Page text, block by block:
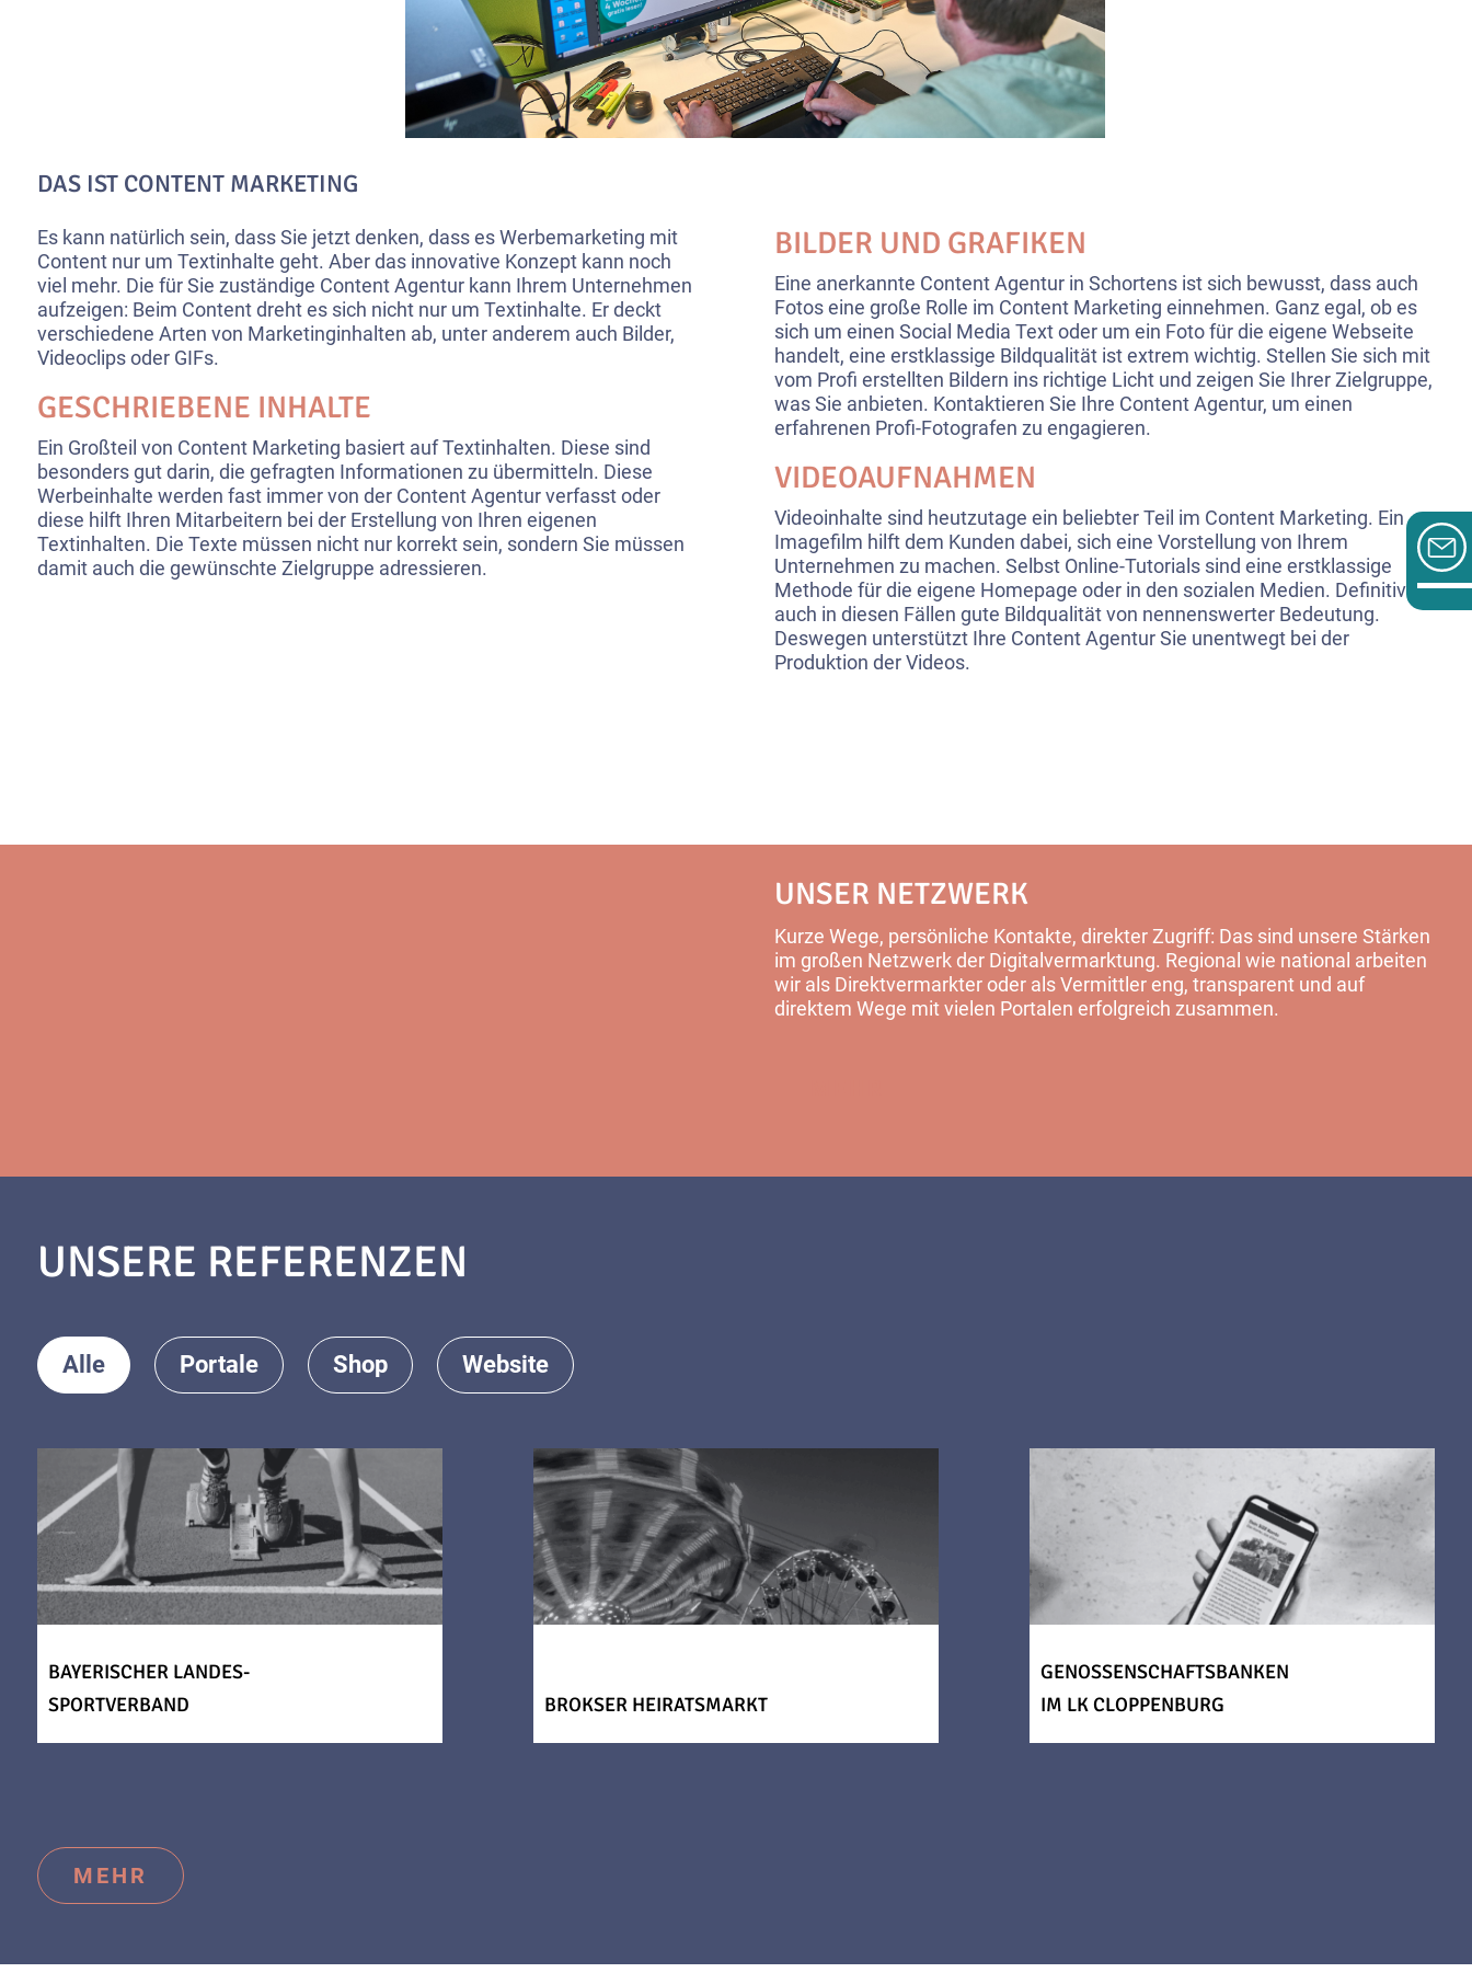
DAS IST CONTENT MARKETING
Es kann natürlich sein, dass Sie jetzt denken, dass es Werbemarketing mit
Content nur um Textinhalte geht. Aber das innovative Konzept kann noch
viel mehr. Die für Sie zuständige Content Agentur kann Ihrem Unternehmen
aufzeigen: Beim Content dreht es sich nicht nur um Textinhalte. Er deckt
verschiedene Arten von Marketinginhalten ab, unter anderem auch Bilder,
Videoclips oder GIFs.
GESCHRIEBENE INHALTE
Ein Großteil von Content Marketing basiert auf Textinhalten. Diese sind
besonders gut darin, die gefragten Informationen zu übermitteln. Diese
Werbeinhalte werden fast immer von der Content Agentur verfasst oder
diese hilft Ihren Mitarbeitern bei der Erstellung von Ihren eigenen
Textinhalten. Die Texte müssen nicht nur korrekt sein, sondern Sie müssen
damit auch die gewünschte Zielgruppe adressieren.
BILDER UND GRAFIKEN
Eine anerkannte Content Agentur in Schortens ist sich bewusst, dass auch
Fotos eine große Rolle im Content Marketing einnehmen. Ganz egal, ob es
sich um einen Social Media Text oder um ein Foto für die eigene Webseite
handelt, eine erstklassige Bildqualität ist extrem wichtig. Stellen Sie sich mit
vom Profi erstellten Bildern ins richtige Licht und zeigen Sie Ihrer Zielgruppe,
was Sie anbieten. Kontaktieren Sie Ihre Content Agentur, um einen
erfahrenen Profi-Fotografen zu engagieren.
VIDEOAUFNAHMEN
Videoinhalte sind heutzutage ein beliebter Teil im Content Marketing. Ein
Imagefilm hilft dem Kunden dabei, sich eine Vorstellung von Ihrem
Unternehmen zu machen. Selbst Online-Tutorials sind eine erstklassige
Methode für die eigene Homepage oder in den sozialen Medien. Definitiv ist
auch in diesen Fällen gute Bildqualität von nennenswerter Bedeutung.
Deswegen unterstützt Ihre Content Agentur Sie unentwegt bei der
Produktion der Videos.
UNSER NETZWERK
Kurze Wege, persönliche Kontakte, direkter Zugriff: Das sind unsere Stärken
im großen Netzwerk der Digitalvermarktung. Regional wie national arbeiten
wir als Direktvermarkter oder als Vermittler eng, transparent und auf
direktem Wege mit vielen Portalen erfolgreich zusammen.
UNSERE REFERENZEN
Alle Portale Shop Website
BAYERISCHER LANDES-
SPORTVERBAND
BROKSER HEIRATSMARKT
GENOSSENSCHAFTSBANKEN
IM LK CLOPPENBURG
MEHR